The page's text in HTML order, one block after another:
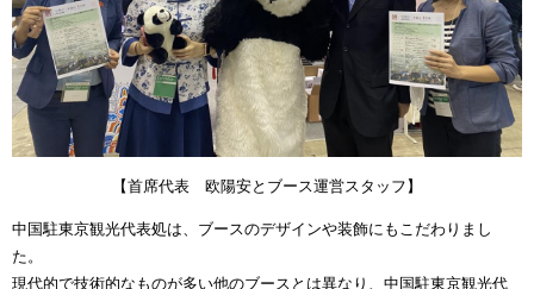
【首席代表 欧陽安とブース運営スタッフ】
中国駐東京観光代表処は、ブースのデザインや装飾にもこだわりまし
た。
現代的で技術的なものが多い他のブースとは異なり、中国駐東京観光代